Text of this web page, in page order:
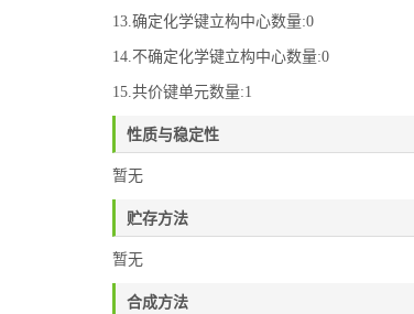
13.确定化学键立构中心数量:0
14.不确定化学键立构中心数量:0
15.共价键单元数量:1
性质与稳定性
暂无
贮存方法
暂无
合成方法